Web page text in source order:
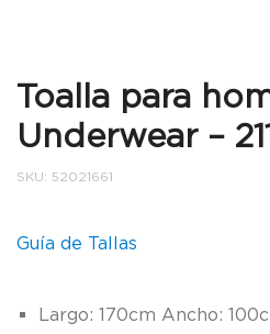
Toalla para
Underwear –
SKU: 52021661
Guía de Tallas
Largo: 170cm Ancho: